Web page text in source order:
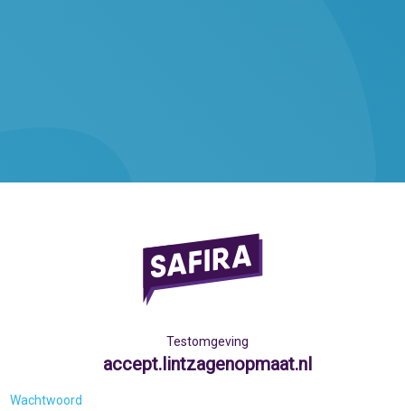
Testomgeving
accept.lintzagenopmaat.nl
Wachtwoord